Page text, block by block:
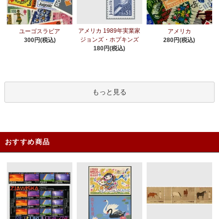
ユーゴスラビア
300円(税込)
アメリカ 1989年実業家
ジョンズ・ホプキンズ
180円(税込)
アメリカ
280円(税込)
もっと見る
おすすめ商品